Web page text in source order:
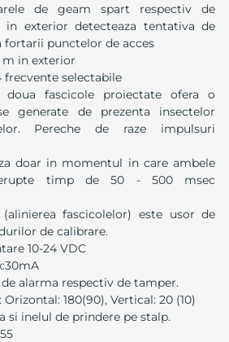
de geam spart respectiv de
exterior detecteaza tentativa de
fortarii punctelor de acces
m in exterior
selectabile
doua fascicole proiectate ofera o
generate de prezenta insectelor
Pereche de raze impulsuri
doar in momentul in care ambele
timp de 50 - 500 msec
fascicolelor) este usor de
de calibrare.
10-24 VDC
alarma respectiv de tamper.
180(90), Vertical: 20 (10)
si inelul de prindere pe stalp.